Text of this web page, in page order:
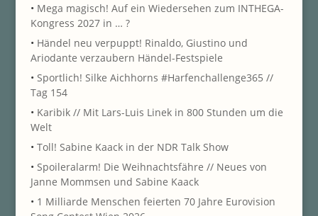
• Mega magisch! Auf ein Wiedersehen zum INTHEGA-
Kongress 2027 in … ?
• Händel neu verpuppt! Rinaldo, Giustino und
Ariodante verzaubern Händel-Festspiele
• Sportlich! Silke Aichhorns #Harfenchallenge365 //
Tag 154
• Karibik // Mit Lars-Luis Linek in 800 Stunden um die
Welt
• Toll! Sabine Kaack in der NDR Talk Show
• Spoileralarm! Die Weihnachtsfähre // Neues von
Janne Mommsen und Sabine Kaack
• 1 Milliarde Menschen feierten 70 Jahre Eurovision